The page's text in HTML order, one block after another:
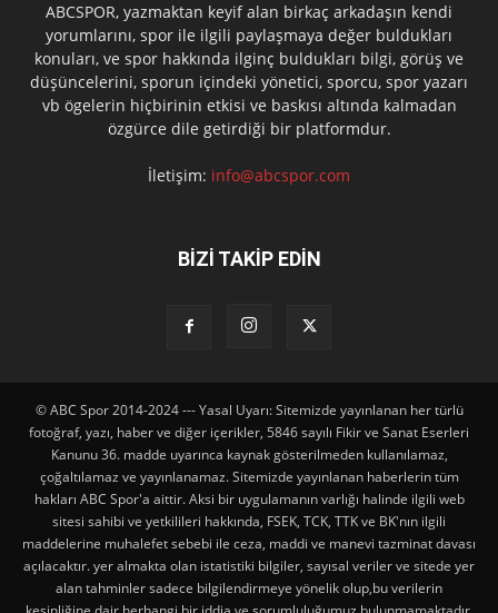
ABCSPOR, yazmaktan keyif alan birkaç arkadaşın kendi
yorumlarını, spor ile ilgili paylaşmaya değer buldukları
konuları, ve spor hakkında ilginç buldukları bilgi, görüş ve
düşüncelerini, sporun içindeki yönetici, sporcu, spor yazarı
vb ögelerin hiçbirinin etkisi ve baskısı altında kalmadan
özgürce dile getirdiği bir platformdur.
İletişim: info@abcspor.com
BİZİ TAKİP EDİN
© ABC Spor 2014-2024 --- Yasal Uyarı: Sitemizde yayınlanan her türlü
fotoğraf, yazı, haber ve diğer içerikler, 5846 sayılı Fikir ve Sanat Eserleri
Kanunu 36. madde uyarınca kaynak gösterilmeden kullanılamaz,
çoğaltılamaz ve yayınlanamaz. Sitemizde yayınlanan haberlerin tüm
hakları ABC Spor'a aittir. Aksi bir uygulamanın varlığı halinde ilgili web
sitesi sahibi ve yetkilileri hakkında, FSEK, TCK, TTK ve BK'nın ilgili
maddelerine muhalefet sebebi ile ceza, maddi ve manevi tazminat davası
açılacaktır. yer almakta olan istatistiki bilgiler, sayısal veriler ve sitede yer
alan tahminler sadece bilgilendirmeye yönelik olup,bu verilerin